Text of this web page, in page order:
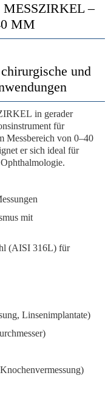
–
MM
und
in gerader
für
Messbereich von 0–40
er sich ideal für
mit
(AISI 316L) für
Linsenimplantate)